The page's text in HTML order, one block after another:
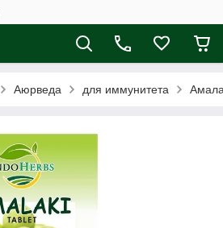
Аюрведа для иммунитета